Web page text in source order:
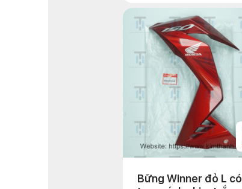
Bững Winner đỏ L có